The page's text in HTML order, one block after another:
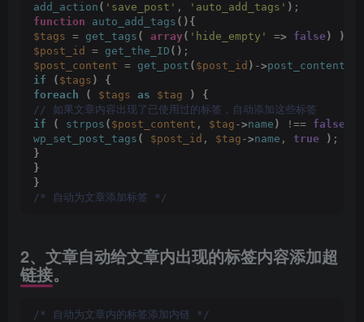
add_action ( 'save_post' , 'auto_add_tags' ) ;
function
auto_add_tags (){
$tags = get_tags ( array( 'hide_empty' => false) )
$post_id
= get_the_ID () ;
$post_content = get_post ( $post_id ) ->post_content
if
( $tags )
{
foreach
( $tags as $tag )
{
// 如果文章内容出现了已使用过的标签，自动添加这些标签
if
( strpos ( $post_content , $tag ->name ) !== false
wp_set_post_tags ( $post_id , $tag ->name , true ) ;
}
}
}
/* 自动为文章添加标签 */
2、文章自动给文章内出现的标签内容添加超
链接。
/* 自动为文章内的标签添加内链 */